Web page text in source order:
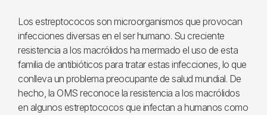
Los estreptococos son microorganismos que provocan
infecciones diversas en el ser humano. Su creciente
resistencia a los macrólidos ha mermado el uso de esta
familia de antibióticos para tratar estas infecciones, lo que
conlleva un problema preocupante de salud mundial. De
hecho, la OMS reconoce la resistencia a los macrólidos
en algunos estreptococos que infectan a humanos como